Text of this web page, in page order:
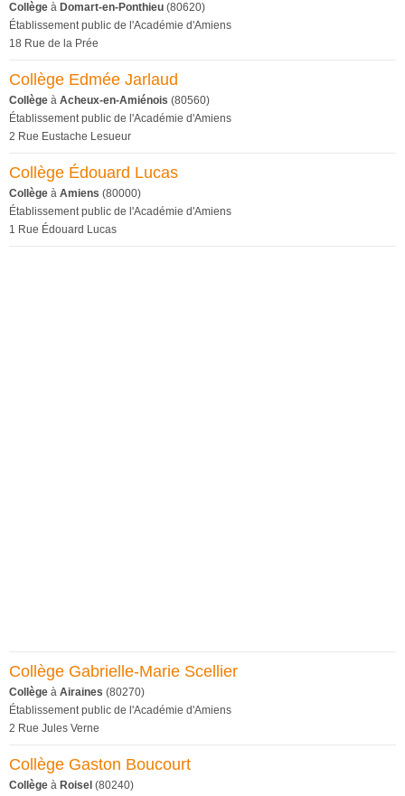
Collège à Domart-en-Ponthieu (80620)
Établissement public de l'Académie d'Amiens
18 Rue de la Prée
Collège Edmée Jarlaud
Collège à Acheux-en-Amiénois (80560)
Établissement public de l'Académie d'Amiens
2 Rue Eustache Lesueur
Collège Édouard Lucas
Collège à Amiens (80000)
Établissement public de l'Académie d'Amiens
1 Rue Édouard Lucas
Collège Gabrielle-Marie Scellier
Collège à Airaines (80270)
Établissement public de l'Académie d'Amiens
2 Rue Jules Verne
Collège Gaston Boucourt
Collège à Roisel (80240)